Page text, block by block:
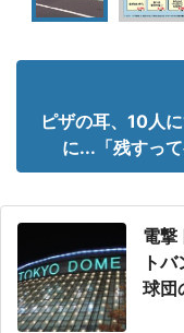
ピザの耳、10人
に...「残すっ
電撃
ト
球団